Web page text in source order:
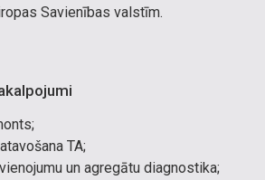
Savienības valstīm.
TA;
un agregātu diagnostika;